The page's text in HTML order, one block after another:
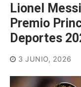
Lionel
Premio
Deportes
3 JUNIO, 2026